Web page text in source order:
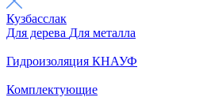
Кузбасслак
Для дерева Для металла
Гидроизоляция КНАУФ
Комплектующие